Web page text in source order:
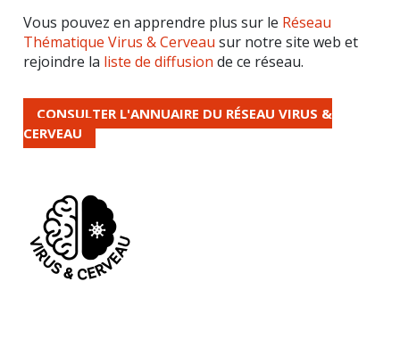
Vous pouvez en apprendre plus sur le Réseau
Thématique Virus & Cerveau sur notre site web et
rejoindre la liste de diffusion de ce réseau.
CONSULTER L'ANNUAIRE DU RÉSEAU VIRUS &
CERVEAU